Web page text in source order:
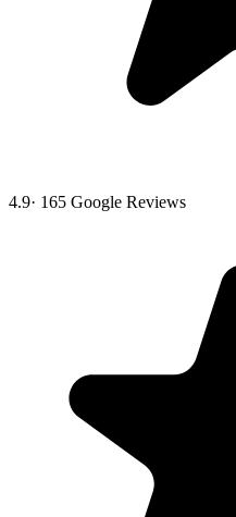
4.9· 165 Google Reviews